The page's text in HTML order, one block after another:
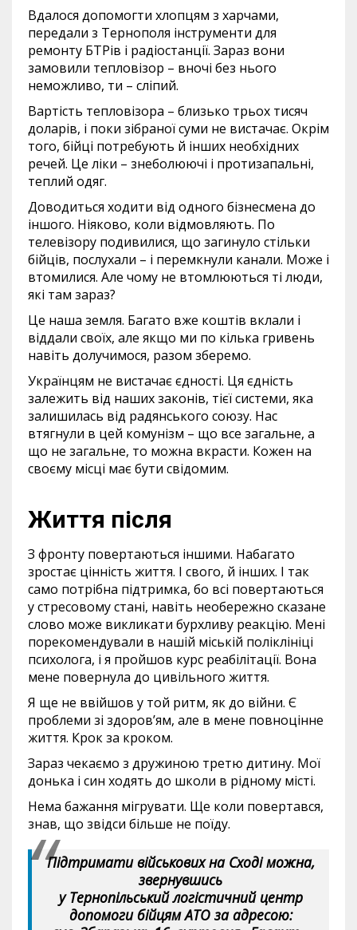
Вдалося допомогти хлопцям з харчами,
передали з Тернополя інструменти для
ремонту БТРів і радіостанції. Зараз вони
замовили тепловізор – вночі без нього
неможливо, ти – сліпий.
Вартість тепловізора – близько трьох тисяч
доларів, і поки зібраної суми не вистачає. Окрім
того, бійці потребують й інших необхідних
речей. Це ліки – знеболюючі і протизапальні,
теплий одяг.
Доводиться ходити від одного бізнесмена до
іншого. Ніяково, коли відмовляють. По
телевізору подивилися, що загинуло стільки
бійців, послухали – і перемкнули канали. Може і
втомилися. Але чому не втомлюються ті люди,
які там зараз?
Це наша земля. Багато вже коштів вклали і
віддали своїх, але якщо ми по кілька гривень
навіть долучимося, разом зберемо.
Українцям не вистачає єдності. Ця єдність
залежить від наших законів, тієї системи, яка
залишилась від радянського союзу. Нас
втягнули в цей комунізм – що все загальне, а
що не загальне, то можна вкрасти. Кожен на
своєму місці має бути свідомим.
Життя після
З фронту повертаються іншими. Набагато
зростає цінність життя. І свого, й інших. І так
само потрібна підтримка, бо всі повертаються
у стресовому стані, навіть необережно сказане
слово може викликати бурхливу реакцію. Мені
порекомендували в нашій міській поліклініці
психолога, і я пройшов курс реабілітації. Вона
мене повернула до цивільного життя.
Я ще не ввійшов у той ритм, як до війни. Є
проблеми зі здоров’ям, але в мене повноцінне
життя. Крок за кроком.
Зараз чекаємо з дружиною третю дитину. Мої
донька і син ходять до школи в рідному місті.
Нема бажання мігрувати. Ще коли повертався,
знав, що звідси більше не поїду.
Підтримати військових на Сході можна,
звернувшись
у Тернопільський логістичний центр
допомоги бійцям АТО за адресою: